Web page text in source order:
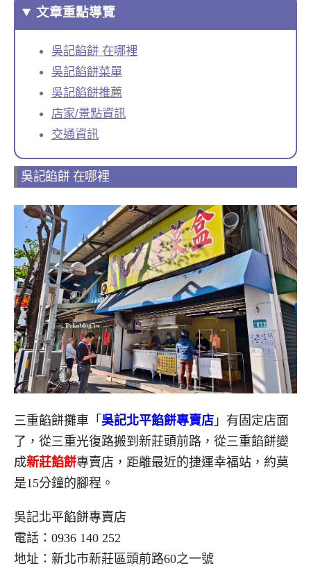
文章重點導覽
吳記餡餅 在哪裡
吳記餡餅菜單
吳記餡餅推薦
店家/景點資訊
交通資訊
吳記餡餅 在哪裡
三重餡餅攤車「 吳記北平餡餅專賣店 」有固定店面
了，從三重光復路搬到新莊頭前路，從三重餡餅變
成新莊餡餅專賣店，距離最近的捷運幸福站，約莫
是15分鐘的腳程。
吳記北平餡餅專賣店
電話：0936 140 252
地址：新北市新莊區頭前路60之一號